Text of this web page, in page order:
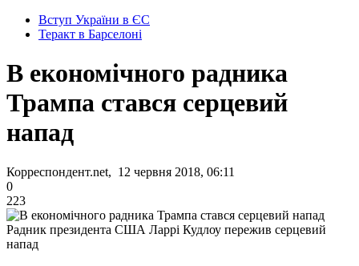
Вступ України в ЄС
Теракт в Барселоні
В економічного радника
Трампа стався серцевий
напад
Корреспондент.net, 12 червня 2018, 06:11
0
223
Радник президента США Ларрі Кудлоу пережив серцевий
напад